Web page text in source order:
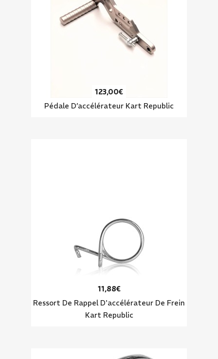
123,00€
Pédale D’accélérateur Kart Republic
11,88€
Ressort De Rappel D'accélérateur De Frein
Kart Republic